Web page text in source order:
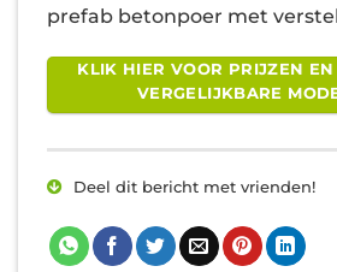
prefab betonpoer met
KLIK HIER VOOR PRIJZEN
VERGELIJKBARE
Deel dit bericht met vrienden!